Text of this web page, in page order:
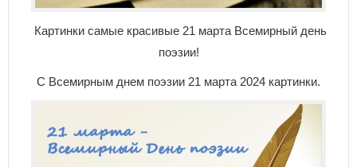
Картинки самые красивые 21 марта Всемирный день
поэзии!
С Всемирным днем поэзии 21 марта 2024 картинки.